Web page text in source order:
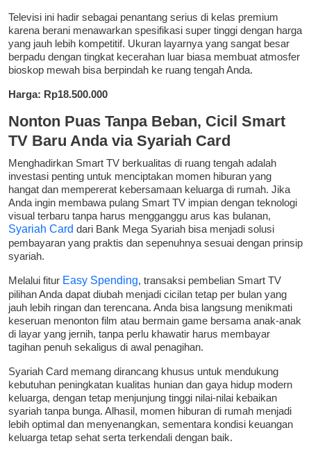
Televisi ini hadir sebagai penantang serius di kelas premium
karena berani menawarkan spesifikasi super tinggi dengan harga
yang jauh lebih kompetitif. Ukuran layarnya yang sangat besar
berpadu dengan tingkat kecerahan luar biasa membuat atmosfer
bioskop mewah bisa berpindah ke ruang tengah Anda.
Harga: Rp18.500.000
Nonton Puas Tanpa Beban, Cicil Smart
TV Baru Anda via Syariah Card
Menghadirkan Smart TV berkualitas di ruang tengah adalah
investasi penting untuk menciptakan momen hiburan yang
hangat dan mempererat kebersamaan keluarga di rumah. Jika
Anda ingin membawa pulang Smart TV impian dengan teknologi
visual terbaru tanpa harus mengganggu arus kas bulanan,
Syariah Card dari Bank Mega Syariah bisa menjadi solusi
pembayaran yang praktis dan sepenuhnya sesuai dengan prinsip
syariah.
Melalui fitur Easy Spending, transaksi pembelian Smart TV
pilihan Anda dapat diubah menjadi cicilan tetap per bulan yang
jauh lebih ringan dan terencana. Anda bisa langsung menikmati
keseruan menonton film atau bermain game bersama anak-anak
di layar yang jernih, tanpa perlu khawatir harus membayar
tagihan penuh sekaligus di awal penagihan.
Syariah Card memang dirancang khusus untuk mendukung
kebutuhan peningkatan kualitas hunian dan gaya hidup modern
keluarga, dengan tetap menjunjung tinggi nilai-nilai kebaikan
syariah tanpa bunga. Alhasil, momen hiburan di rumah menjadi
lebih optimal dan menyenangkan, sementara kondisi keuangan
keluarga tetap sehat serta terkendali dengan baik.